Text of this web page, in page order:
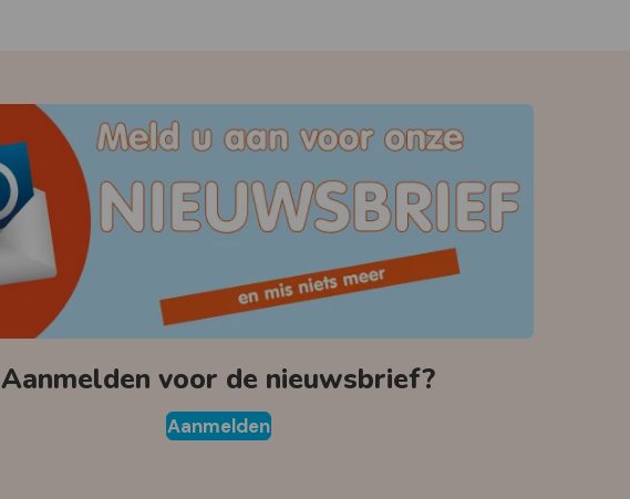
Aanmelden voor de nieuwsbrief?
Aanmelden